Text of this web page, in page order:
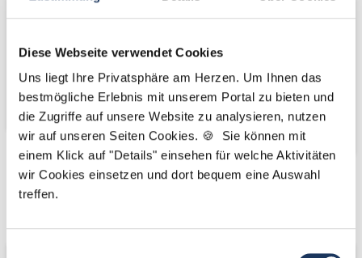
Diese Webseite verwendet Cookies
Uns liegt Ihre Privatsphäre am Herzen. Um Ihnen das
bestmögliche Erlebnis mit unserem Portal zu bieten und
die Zugriffe auf unsere Website zu analysieren, nutzen
wir auf unseren Seiten Cookies. 🍪 Sie können mit
einem Klick auf "Details" einsehen für welche Aktivitäten
wir Cookies einsetzen und dort bequem eine Auswahl
treffen.
Kooperations-
Kooperations-